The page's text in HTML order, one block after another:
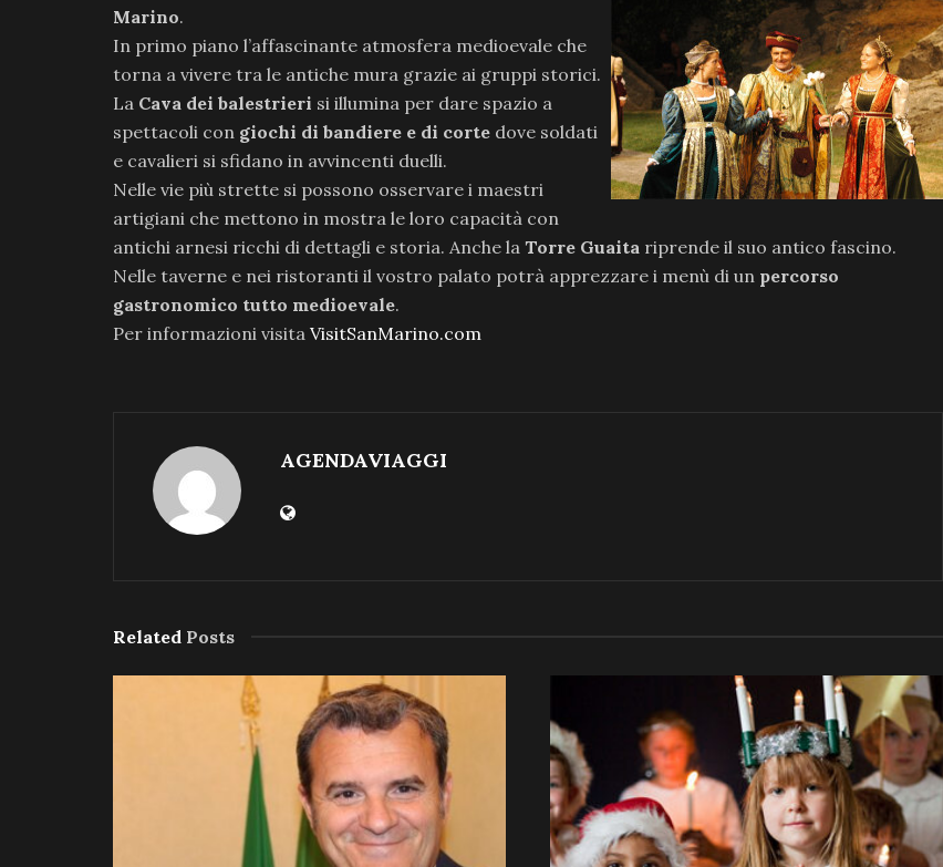
Marino.
In primo piano l’affascinante atmosfera medioevale che
torna a vivere tra le antiche mura grazie ai gruppi storici.
La Cava dei balestrieri si illumina per dare spazio a
spettacoli con giochi di bandiere e di corte dove soldati
e cavalieri si sfidano in avvincenti duelli.
Nelle vie più strette si possono osservare i maestri
artigiani che mettono in mostra le loro capacità con
antichi arnesi ricchi di dettagli e storia. Anche la Torre Guaita riprende il suo antico fascino.
Nelle taverne e nei ristoranti il vostro palato potrà apprezzare i menù di un percorso
gastronomico tutto medioevale.
Per informazioni visita VisitSanMarino.com
AGENDAVIAGGI
Related Posts